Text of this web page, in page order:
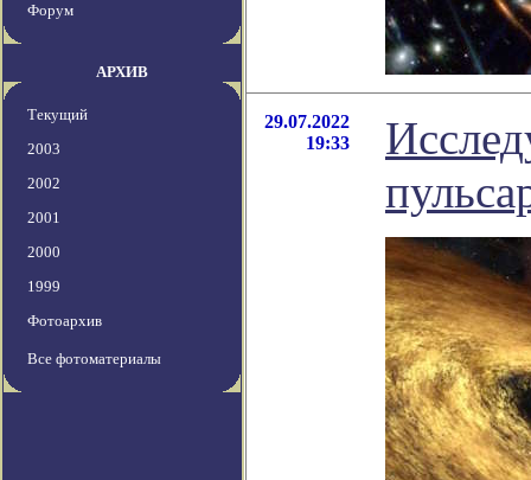
Форум
АРХИВ
Текущий
2003
2002
2001
2000
1999
Фотоархив
Все фотоматериалы
29.07.2022
19:33